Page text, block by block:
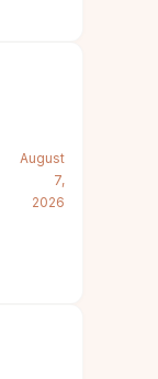
August
7,
2026